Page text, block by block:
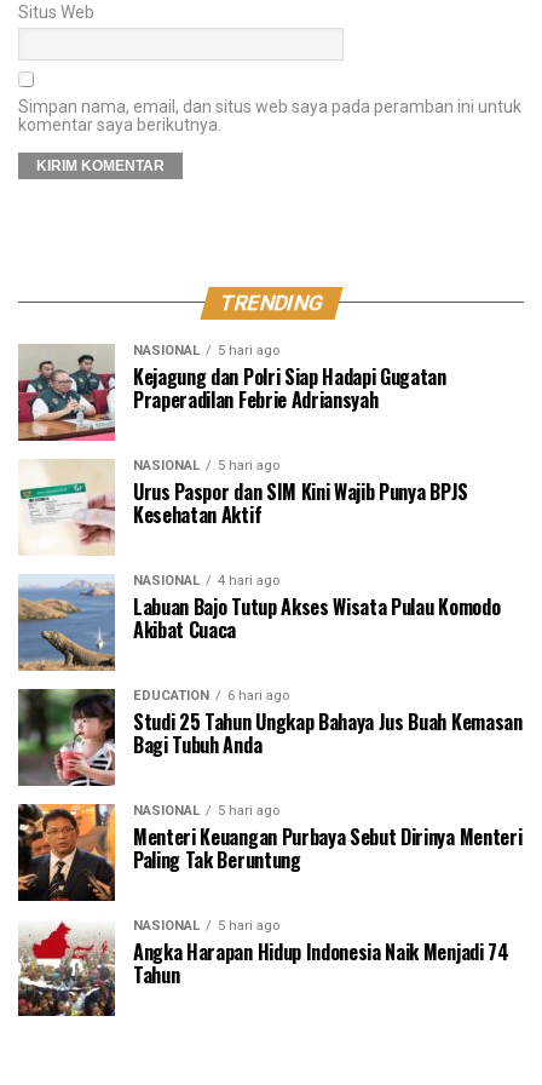
Situs Web
Simpan nama, email, dan situs web saya pada peramban ini untuk
komentar saya berikutnya.
TRENDING
NASIONAL 5 hari ago
Kejagung dan Polri Siap Hadapi Gugatan
Praperadilan Febrie Adriansyah
NASIONAL 5 hari ago
Urus Paspor dan SIM Kini Wajib Punya BPJS
Kesehatan Aktif
NASIONAL 4 hari ago
Labuan Bajo Tutup Akses Wisata Pulau Komodo
Akibat Cuaca
EDUCATION 6 hari ago
Studi 25 Tahun Ungkap Bahaya Jus Buah Kemasan
Bagi Tubuh Anda
NASIONAL 5 hari ago
Menteri Keuangan Purbaya Sebut Dirinya Menteri
Paling Tak Beruntung
NASIONAL 5 hari ago
Angka Harapan Hidup Indonesia Naik Menjadi 74
Tahun